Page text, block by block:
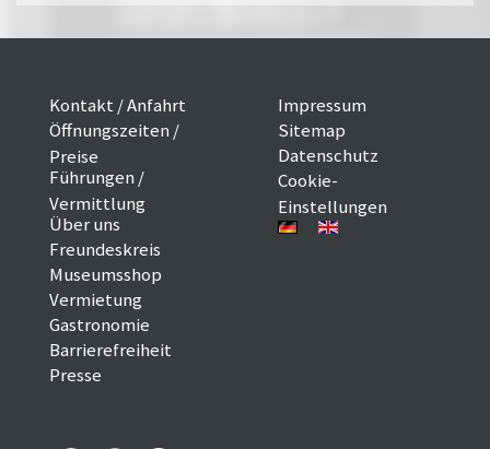
Kontakt / Anfahrt
Öffnungszeiten /
Preise
Führungen /
Vermittlung
Über uns
Freundeskreis
Museumsshop
Vermietung
Gastronomie
Barrierefreiheit
Presse
Impressum
Sitemap
Datenschutz
Cookie-
Einstellungen